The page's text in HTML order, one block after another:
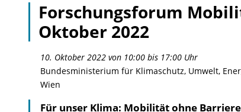
Forschungsforum
Oktober 2022
10. Oktober 2022 von 10:00 bis 17:00 Uhr
Bundesministerium für Klimaschutz, Umwelt,
Wien
Für unser Klima: Mobilität ohne